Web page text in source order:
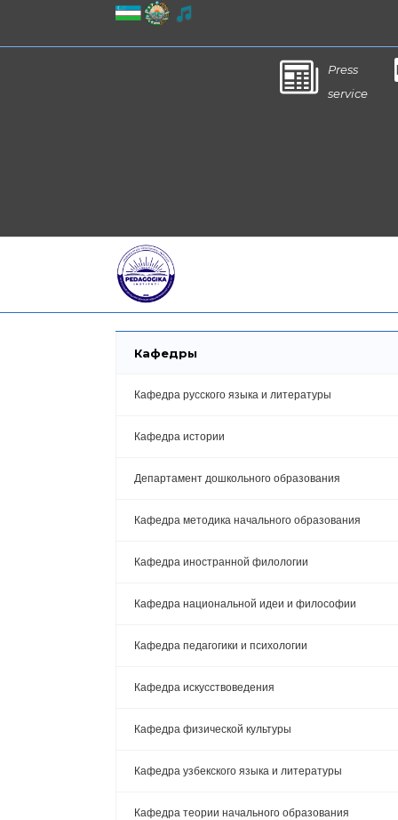
Press
service
Кафедры
Кафедра русского языка и литературы
Кафедра истории
Департамент дошкольного образования
Кафедра методика начального образования
Кафедра иностранной филологии
Кафедра национальной идеи и философии
Кафедра педагогики и психологии
Кафедра искусствоведения
Кафедра физической культуры
Кафедра узбекского языка и литературы
Кафедра теории начального образования